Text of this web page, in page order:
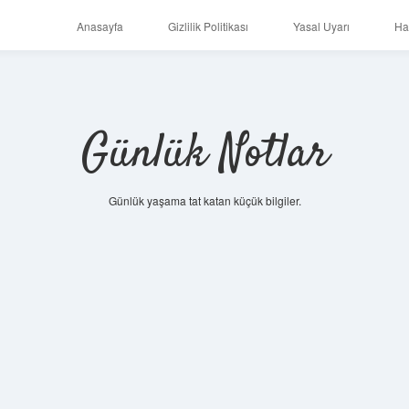
Anasayfa Gizlilik Politikası Yasal Uyarı
Günlük Notlar
Günlük yaşama tat katan küçük bilgiler.